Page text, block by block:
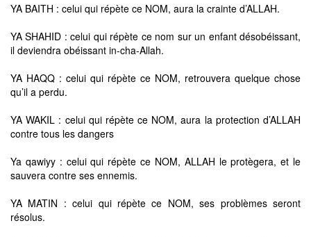
YA BAITH : celui qui répète ce NOM, aura la crainte d’ALLAH.
YA SHAHID : celui qui répète ce nom sur un enfant désobéissant,
il deviendra obéissant in-cha-Allah.
YA HAQQ : celui qui répète ce NOM, retrouvera quelque chose
qu’il a perdu.
YA WAKIL : celui qui répète ce NOM, aura la protection d’ALLAH
contre tous les dangers
Ya qawiyy : celui qui répète ce NOM, ALLAH le protègera, et le
sauvera contre ses ennemis.
YA MATIN : celui qui répète ce NOM, ses problèmes seront
résolus.